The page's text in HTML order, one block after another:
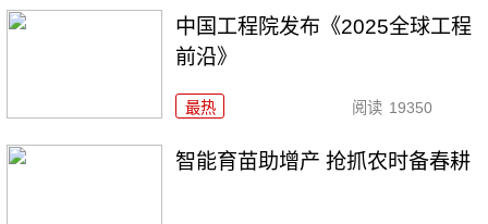
中国工程院发布《2025全球工程
前沿》
最热 阅读 19350
智能育苗助增产 抢抓农时备春耕